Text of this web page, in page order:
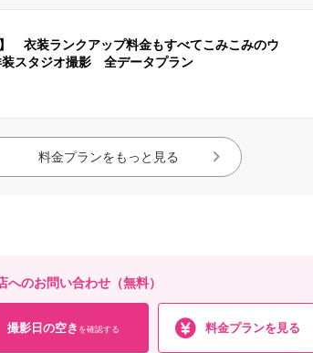
衣装ランクアップ料金もすべてこみこみのウ
装スタジオ撮影 全データプラン
料金プランをもっと見る
のお問い合わせ（無料）
撮影日の空き を確認する 料金プランを見る